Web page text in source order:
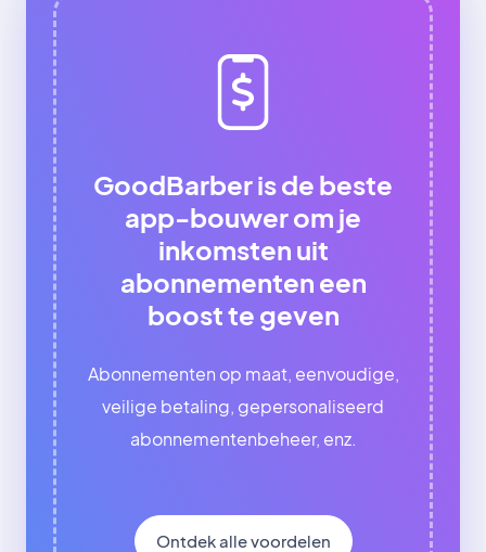
GoodBarber is de beste
app-bouwer om je
inkomsten uit
abonnementen een
boost te geven
Abonnementen op maat, eenvoudige,
veilige betaling, gepersonaliseerd
abonnementenbeheer, enz.
Ontdek alle voordelen